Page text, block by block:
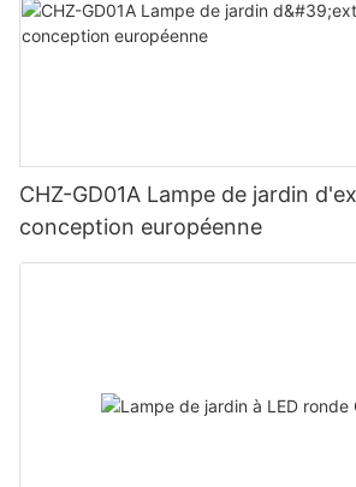
CHZ-GD01A Lampe de jardin
conception européenne